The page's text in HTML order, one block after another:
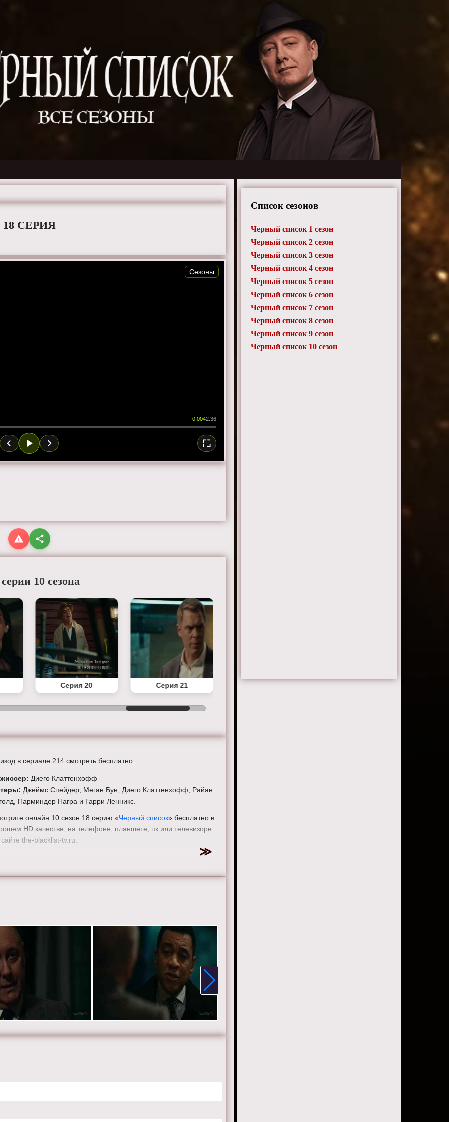
СЕРИЯ
0:0042:36
Сезоны
10 сезона
Серия 20 Серия 21
в сериале 214 смотреть бесплатно.
Диего Клаттенхофф
Джеймс Спейдер, Меган Бун, Диего Клаттенхофф, Райан
Парминдер Награ и Гарри Ленникс.
онлайн 10 сезон 18 серию «Черный список» бесплатно в
HD качестве, на телефоне, планшете, пк или телевизоре
the-blacklist-tv.ru.
Список сезонов
Черный список 1 сезон
Черный список 2 сезон
Черный список 3 сезон
Черный список 4 сезон
Черный список 5 сезон
Черный список 6 сезон
Черный список 7 сезон
Черный список 8 сезон
Черный список 9 сезон
Черный список 10 сезон